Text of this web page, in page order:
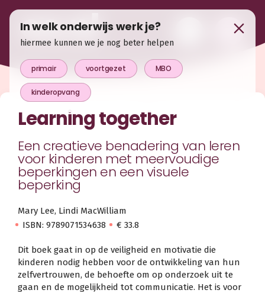
Learning together
Een creatieve benadering van leren
voor kinderen met meervoudige
beperkingen en een visuele
beperking
Mary Lee, Lindi MacWilliam
ISBN: 9789071534638
€ 33.8
Dit boek gaat in op de veiligheid en motivatie die
kinderen nodig hebben voor de ontwikkeling van hun
zelfvertrouwen, de behoefte om op onderzoek uit te
gaan en de mogelijkheid tot communicatie. Het is voor
In welk onderwijs werk je?
hiermee kunnen we je nog beter helpen
primair voortgezet MBO
kinderopvang